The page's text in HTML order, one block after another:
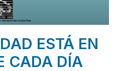
ESTÁ EN
CADA DÍA